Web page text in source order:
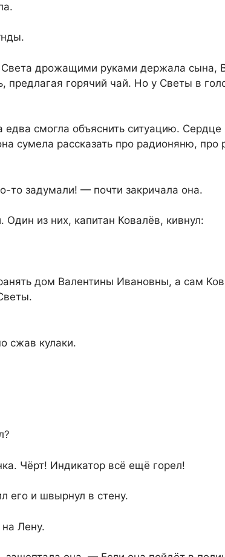
дрожащими руками держала сына,
предлагая горячий чай. Но у Светы в
смогла объяснить ситуацию. Сердце
сумела рассказать про радионяню, про
задумали! — почти закричала она.
из них, капитан Ковалёв, кивнул:
дом Валентины Ивановны, а сам
сжав кулаки.
Чёрт! Индикатор всё ещё горел!
его и швырнул в стену.
Лену.